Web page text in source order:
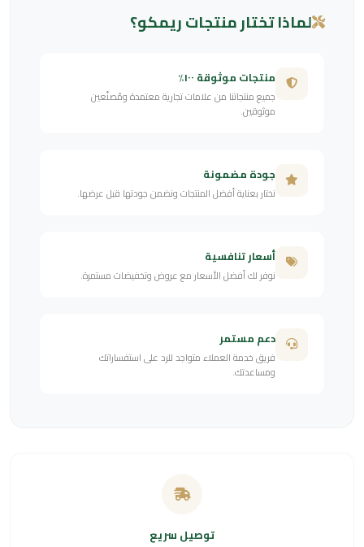
لماذا تختار منتجات ريمكو؟
منتجات موثوقة ١٠٠٪
جميع منتجاتنا من علامات تجارية معتمدة ومُصنّعين
موثوقين.
جودة مضمونة
نختار بعناية أفضل المنتجات ونضمن جودتها قبل عرضها.
أسعار تنافسية
نوفر لك أفضل الأسعار مع عروض وتخفيضات مستمرة.
دعم مستمر
فريق خدمة العملاء متواجد للرد على استفساراتك
ومساعدتك.
توصيل سريع